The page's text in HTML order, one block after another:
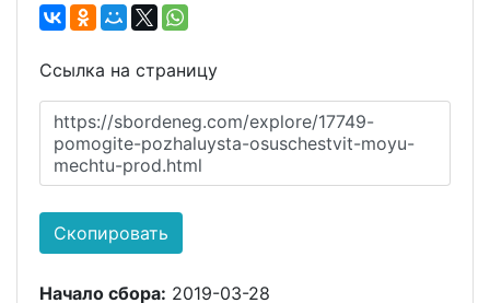
Ссылка на страницу
https://sbordeneg.com/explore/17749-
pomogite-pozhaluysta-osuschestvit-moyu-
mechtu-prod.html
Скопировать
Начало сбора: 2019-03-28